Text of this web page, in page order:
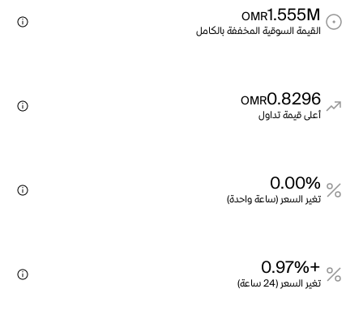
1.555M
OMR
القيمة السوقية المخففة بالكامل
0.8296
OMR
أعلى قيمة تداول
0.00%
تغير السعر (ساعة واحدة)
+0.97%
تغير السعر (24 ساعة)